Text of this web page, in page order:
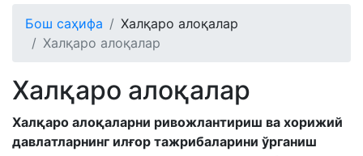
Бош саҳифа
Халқаро алоқалар
Халқаро алоқалар
Халқаро алоқалар
Халқаро алоқаларни ривожлантириш ва хорижий
давлатларнинг илғор тажрибаларини ўрганиш